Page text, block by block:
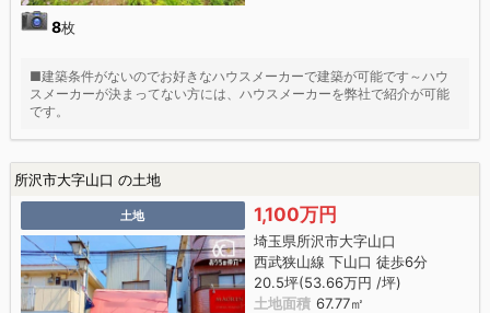
8枚
■建築条件がないのでお好きなハウスメーカーで建築が可能です～ハウ
スメーカーが決まってない方には、ハウスメーカーを弊社で紹介が可能
です。
所沢市大字山口 の土地
土地 1,100万円
埼玉県所沢市大字山口
西武狭山線 下山口 徒歩6分
20.5坪(53.66万円 /坪)
土地面積 67.77㎡